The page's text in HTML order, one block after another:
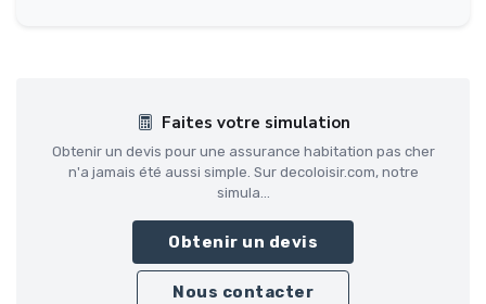
Faites votre simulation
Obtenir un devis pour une assurance habitation pas cher
n'a jamais été aussi simple. Sur decoloisir.com, notre
simula...
Obtenir un devis
Nous contacter